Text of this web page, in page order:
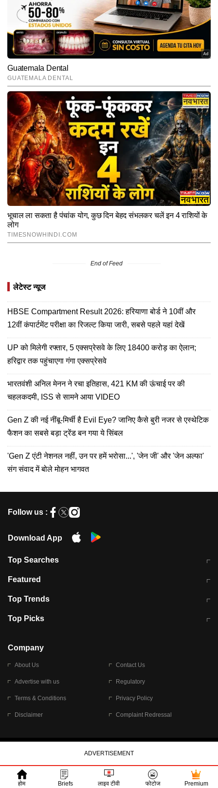
End of Feed
लेटेस्ट न्यूज
HBSE Compartment Result 2026: हरियाणा बोर्ड ने 10वीं और
12वीं कंपार्टमेंट परीक्षा का रिजल्ट किया जारी, सबसे पहले यहां देखें
UP को मिलेगी रफ्तार, 5 एक्सप्रेसवे के लिए 18400 करोड़ का ऐलान;
हरिद्वार तक पहुंचाएगा गंगा एक्सप्रेसवे
भारतवंशी अनिल मेनन ने रचा इतिहास, 421 KM की ऊंचाई पर की
चहलकदमी, ISS से सामने आया VIDEO
Gen Z की नई नींबू-मिर्ची है Evil Eye? जानिए कैसे बुरी नजर से एस्थेटिक
फैशन का सबसे बड़ा ट्रेंड बन गया ये सिंबल
'Gen Z एंटी नेशनल नहीं, उन पर हमें भरोसा...', 'जेन जी' और 'जेन अल्फा'
संग संवाद में बोले मोहन भागवत
Follow us :
Download App
Top Searches
मुंबई में लगे 'जेन जी' के पोस्टर, लिखा- 'मैं
Featured
10 अगस्त को विधानसभा का घेराव करेंगे
Top Trends
RBI का नया नियम: अब बैंकों को अपनी सभी
Top Picks
बारिश की चेतावनी
Company
About Us Contact Us
Advertise with us Regulatory
Terms & Conditions Privacy Policy
Disclaimer Complaint Redressal
होम Briefs लाइव टीवी फोटोज Premium